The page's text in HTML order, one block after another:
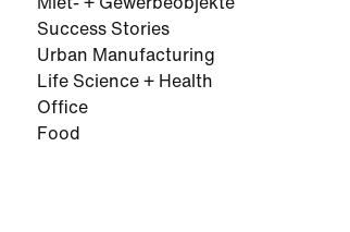
Miet- + Gewerbeobjekte
Success Stories
Urban Manufacturing
Life Science + Health
Office
Food